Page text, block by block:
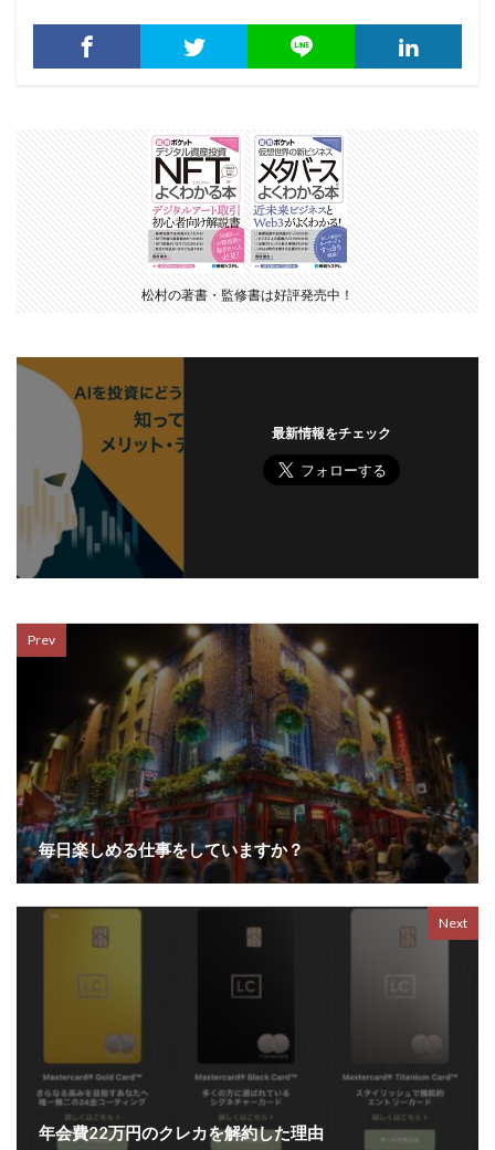
松村の著書・監修書は好評発売中！
最新情報をチェック
Prev
毎日楽しめる仕事をしていますか？
Next
年会費22万円のクレカを解約した理由